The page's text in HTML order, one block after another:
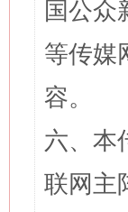
国公众
等传媒
容。
六、本
联网主